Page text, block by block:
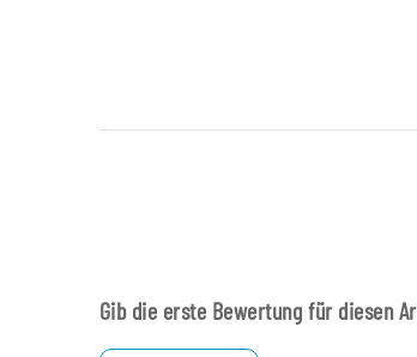
Gib die erste Bewertung für diesen